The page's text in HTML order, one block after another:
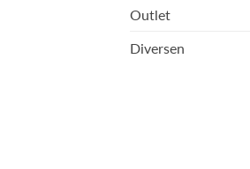
Outlet
Diversen